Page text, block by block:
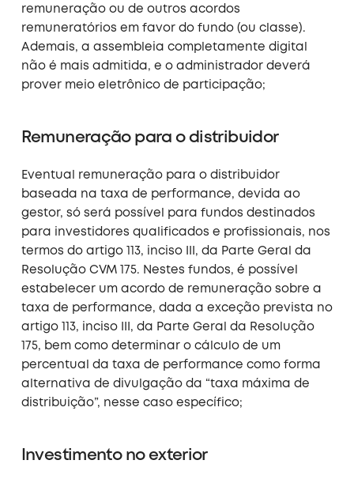
remuneração ou de outros acordos
remuneratórios em favor do fundo (ou classe).
Ademais, a assembleia completamente digital
não é mais admitida, e o administrador deverá
prover meio eletrônico de participação;
Remuneração para o distribuidor
Eventual remuneração para o distribuidor
baseada na taxa de performance, devida ao
gestor, só será possível para fundos destinados
para investidores qualificados e profissionais, nos
termos do artigo 113, inciso III, da Parte Geral da
Resolução CVM 175. Nestes fundos, é possível
estabelecer um acordo de remuneração sobre a
taxa de performance, dada a exceção prevista no
artigo 113, inciso III, da Parte Geral da Resolução
175, bem como determinar o cálculo de um
percentual da taxa de performance como forma
alternativa de divulgação da “taxa máxima de
distribuição”, nesse caso específico;
Investimento no exterior